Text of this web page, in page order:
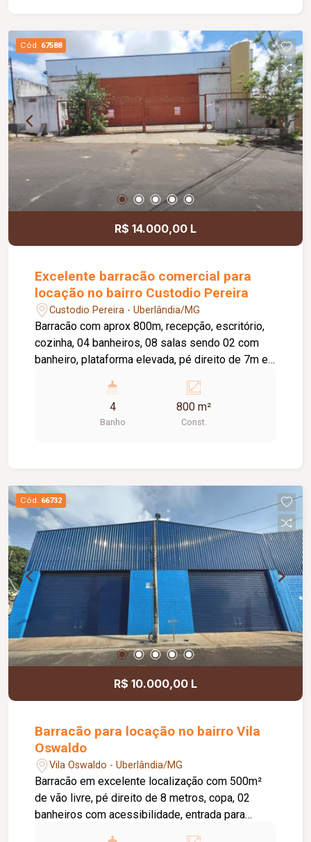
Cód. 67588
R$ 14.000,00 L
Excelente barracão comercial para
locação no bairro Custodio Pereira
Custodio Pereira - Uberlândia/MG
Barracão com aprox 800m, recepção, escritório,
cozinha, 04 banheiros, 08 salas sendo 02 com
banheiro, plataforma elevada, pé direito de 7m e
4
Banho
800 m²
Const.
Cód. 66732
R$ 10.000,00 L
Barracão para locação no bairro Vila
Oswaldo
Vila Oswaldo - Uberlândia/MG
Barracão em excelente localização com 500m²
de vão livre, pé direito de 8 metros, copa, 02
banheiros com acessibilidade, entrada para